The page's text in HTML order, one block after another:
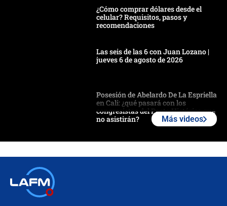
¿Cómo comprar dólares desde el
celular? Requisitos, pasos y
recomendaciones
Las seis de las 6 con Juan Lozano |
jueves 6 de agosto de 2026
Posesión de Abelardo De La Espriella
en Cali: ¿qué pasará con los
congresistas del Pacto Histórico que
no asistirán?
Más videos